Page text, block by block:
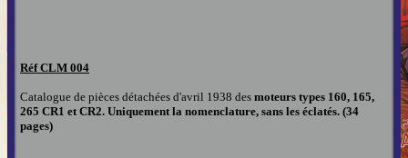
Réf CLM 004
Catalogue de pièces détachées d'avril 1938 des moteurs types 160, 165,
265 CR1 et CR2. Uniquement la nomenclature, sans les éclatés. (34
pages)